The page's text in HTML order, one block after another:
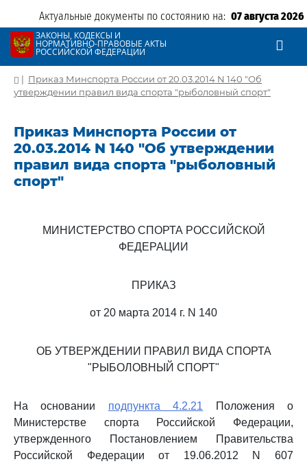
Актуальные документы по состоянию на: 07 августа 2026
ЗАКОНЫ, КОДЕКСЫ И
НОРМАТИВНО-ПРАВОВЫЕ АКТЫ
РОССИЙСКОЙ ФЕДЕРАЦИИ
| Приказ Минспорта России от 20.03.2014 N 140 "Об
утверждении правил вида спорта "рыболовный спорт"
Приказ Минспорта России от
20.03.2014 N 140 "Об утверждении
правил вида спорта "рыболовный
спорт"
МИНИСТЕРСТВО СПОРТА РОССИЙСКОЙ
ФЕДЕРАЦИИ
ПРИКАЗ
от 20 марта 2014 г. N 140
ОБ УТВЕРЖДЕНИИ ПРАВИЛ ВИДА СПОРТА
"РЫБОЛОВНЫЙ СПОРТ"
На основании подпункта 4.2.21 Положения о
Министерстве спорта Российской Федерации,
утвержденного Постановлением Правительства
Российской Федерации от 19.06.2012 N 607